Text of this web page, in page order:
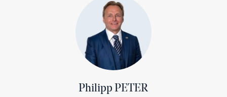
Philipp PETER